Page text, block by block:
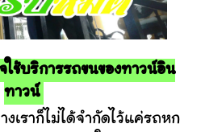
ช้บริการรถขนของทาวน์อิน
ทาวน์
ก็ไม่ได้จำกัดไว้แค่รถหก